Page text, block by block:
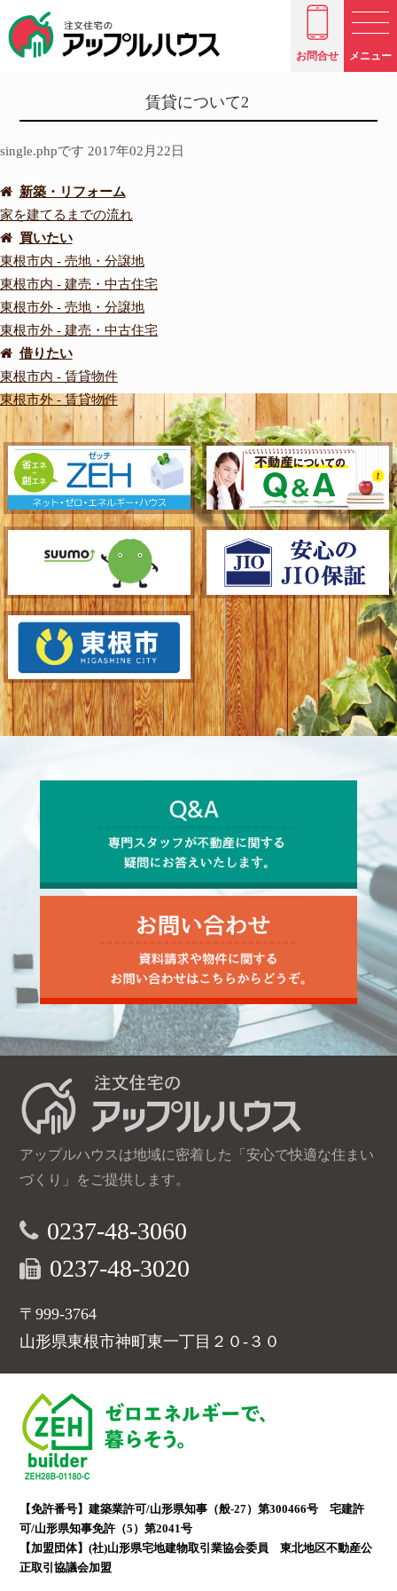
お問合せ メニュー
賃貸について2
single.phpです 2017年02月22日
新築・リフォーム
家を建てるまでの流れ
買いたい
東根市内 - 売地・分譲地
東根市内 - 建売・中古住宅
東根市外 - 売地・分譲地
東根市外 - 建売・中古住宅
借りたい
東根市内 - 賃貸物件
東根市外 - 賃貸物件
アップルハウスは地域に密着した「安心で快適な住まい
づくり」をご提供します。
0237-48-3060
0237-48-3020
〒999-3764
山形県東根市神町東一丁目２０-３０
【免許番号】建築業許可/山形県知事（般-27）第300466号 宅建許
可/山形県知事免許（5）第2041号
【加盟団体】(社)山形県宅地建物取引業協会委員 東北地区不動産公
正取引協議会加盟